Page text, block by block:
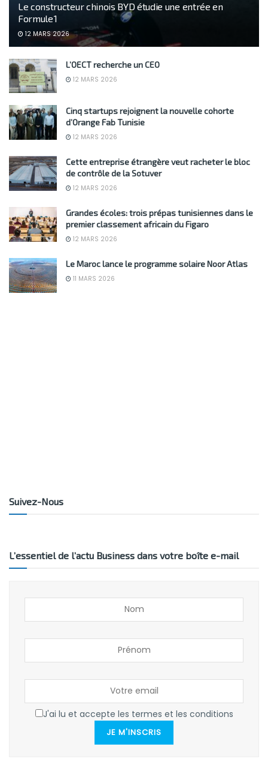
Le constructeur chinois BYD étudie une entrée en
Formule 1
12 MARS 2026
L’OECT recherche un CEO
12 MARS 2026
Cinq startups rejoignent la nouvelle cohorte
d’Orange Fab Tunisie
12 MARS 2026
Cette entreprise étrangère veut racheter le bloc
de contrôle de la Sotuver
12 MARS 2026
Grandes écoles: trois prépas tunisiennes dans le
premier classement africain du Figaro
12 MARS 2026
Le Maroc lance le programme solaire Noor Atlas
11 MARS 2026
Suivez-Nous
L’essentiel de l’actu Business dans votre boîte e-mail
J'ai lu et accepte les termes et les conditions
JE M'INSCRIS